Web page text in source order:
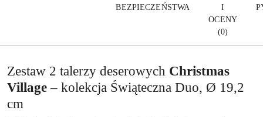
BEZPIECZEŃSTWA
I
OCENY
(0)
Zestaw 2 talerzy deserowych Christmas
Village– kolekcja Świąteczna Duo, Ø 19,2
cm